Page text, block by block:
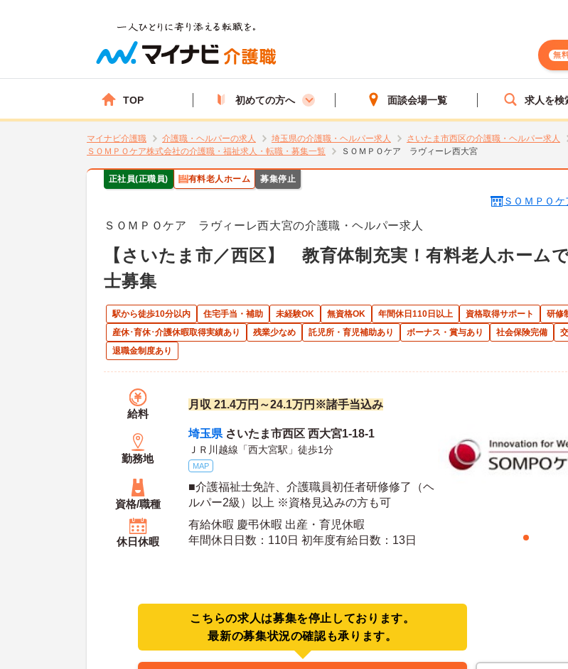
無
TOP 初めての方へ 面談会場一覧 求人を検
マイナビ介護職 介護職・ヘルパーの求人 埼玉県の介護職・ヘルパー求人
さいたま市西区の介護職・ヘルパー求人
ＳＯＭＰＯケア株式会社の介護職・福祉求人・転職・募集一覧
ＳＯＭＰＯケア ラヴィーレ西大宮
正社員(正職員) 有料老人ホーム 募集停止
ＳＯＭＰＯケ
ＳＯＭＰＯケア ラヴィーレ西大宮の介護職・ヘルパー求人
【さいたま市／西区】 教育体制充実！有料老人ホーム
士募集
駅から徒歩10分以内 住宅手当・補助 未経験OK 無資格OK 年間休日110日以上 資格取得サポート
研修
産休･育休･介護休暇取得実績あり
残業少なめ 託児所・育児補助あり ボーナス・賞与あり 社会保険完備
退職金制度あり
給料
月収 21.4万円～24.1万円※諸手当込み
勤務地
埼玉県 さいたま市西区 西大宮1-18-1
ＪＲ川越線「西大宮駅」徒歩1分
MAP
資格/職種
■介護福祉士免許、介護職員初任者研修修了（ヘ
ルパー2級）以上 ※資格見込みの方も可
休日休暇
有給休暇 慶弔休暇 出産・育児休暇
年間休日日数：110日 初年度有給日数：13日
こちらの求人は募集を停止しております。
最新の募集状況の確認も承ります。